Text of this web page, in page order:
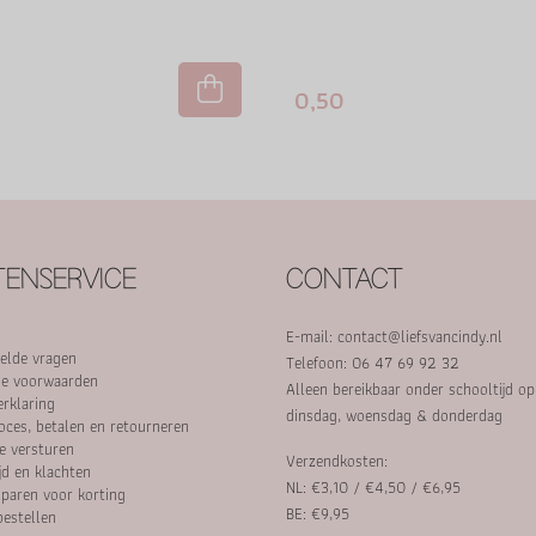
0,50
vragen
voorwaarden
betalen en retourneren
versturen
en klachten
voor korting
CONTACT
E-mail: contact@liefsvancindy.nl
Telefoon: 06 47 69 92 32
Alleen bereikbaar onder schooltijd
dinsdag, woensdag & donderdag
Verzendkosten:
NL: €3,10 / €4,50 / €6,95
BE: €9,95